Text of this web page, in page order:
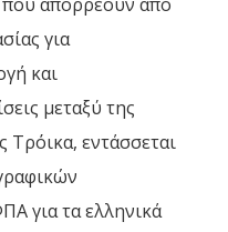
για
και
μεταξύ της
Τρόικα, εντάσσεται
για τα ελληνικά